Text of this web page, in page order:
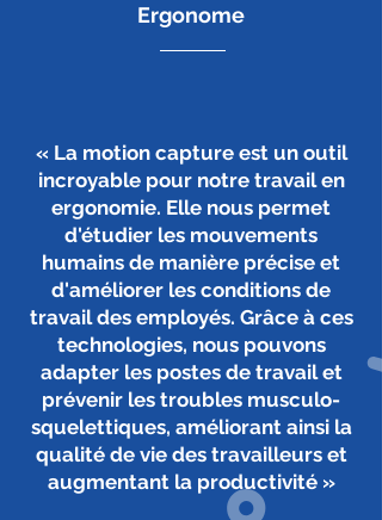
Ergonome
« La motion capture est un outil
incroyable pour notre travail en
ergonomie. Elle nous permet
d'étudier les mouvements
humains de manière précise et
d'améliorer les conditions de
travail des employés. Grâce à ces
technologies, nous pouvons
adapter les postes de travail et
prévenir les troubles musculo-
squelettiques, améliorant ainsi la
qualité de vie des travailleurs et
augmentant la productivité​ »